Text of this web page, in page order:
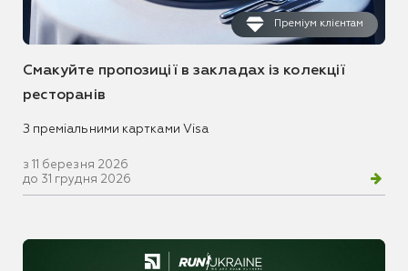
Преміум клієнтам
Смакуйте пропозиції в закладах із колекції
ресторанів
З преміальними картками Visa
з 11 березня 2026
до 31 грудня 2026